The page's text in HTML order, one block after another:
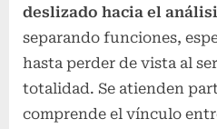
deslizado hacia el
separando funciones,
hasta perder de vista al
totalidad. Se atienden
comprende el vínculo